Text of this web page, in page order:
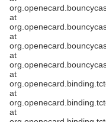
at
at
at
at
at
at